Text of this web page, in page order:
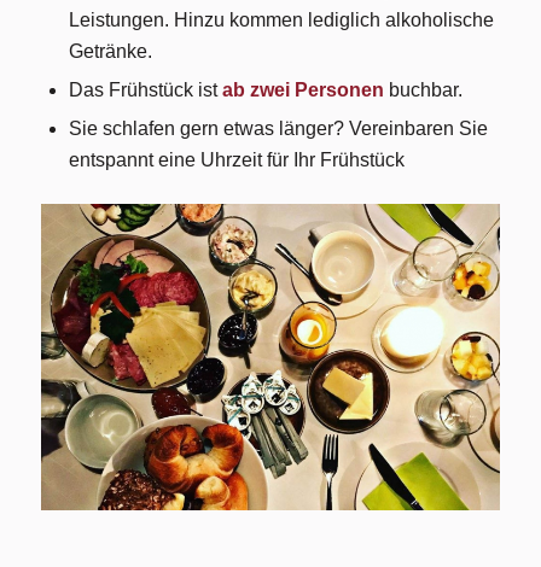
Leistungen. Hinzu kommen lediglich alkoholische
Getränke.
Das Frühstück istab zwei Personen buchbar.
Sie schlafen gern etwas länger? Vereinbaren Sie
entspannt eine Uhrzeit für Ihr Frühstück